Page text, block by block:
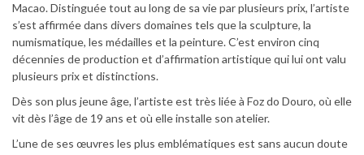
Macao. Distinguée tout au long de sa vie par plusieurs prix, l’artiste
s’est affirmée dans divers domaines tels que la sculpture, la
numismatique, les médailles et la peinture. C’est environ cinq
décennies de production et d’affirmation artistique qui lui ont valu
plusieurs prix et distinctions.
Dès son plus jeune âge, l’artiste est très liée à Foz do Douro, où elle
vit dès l’âge de 19 ans et où elle installe son atelier.
L’une de ses œuvres les plus emblématiques est sans aucun doute